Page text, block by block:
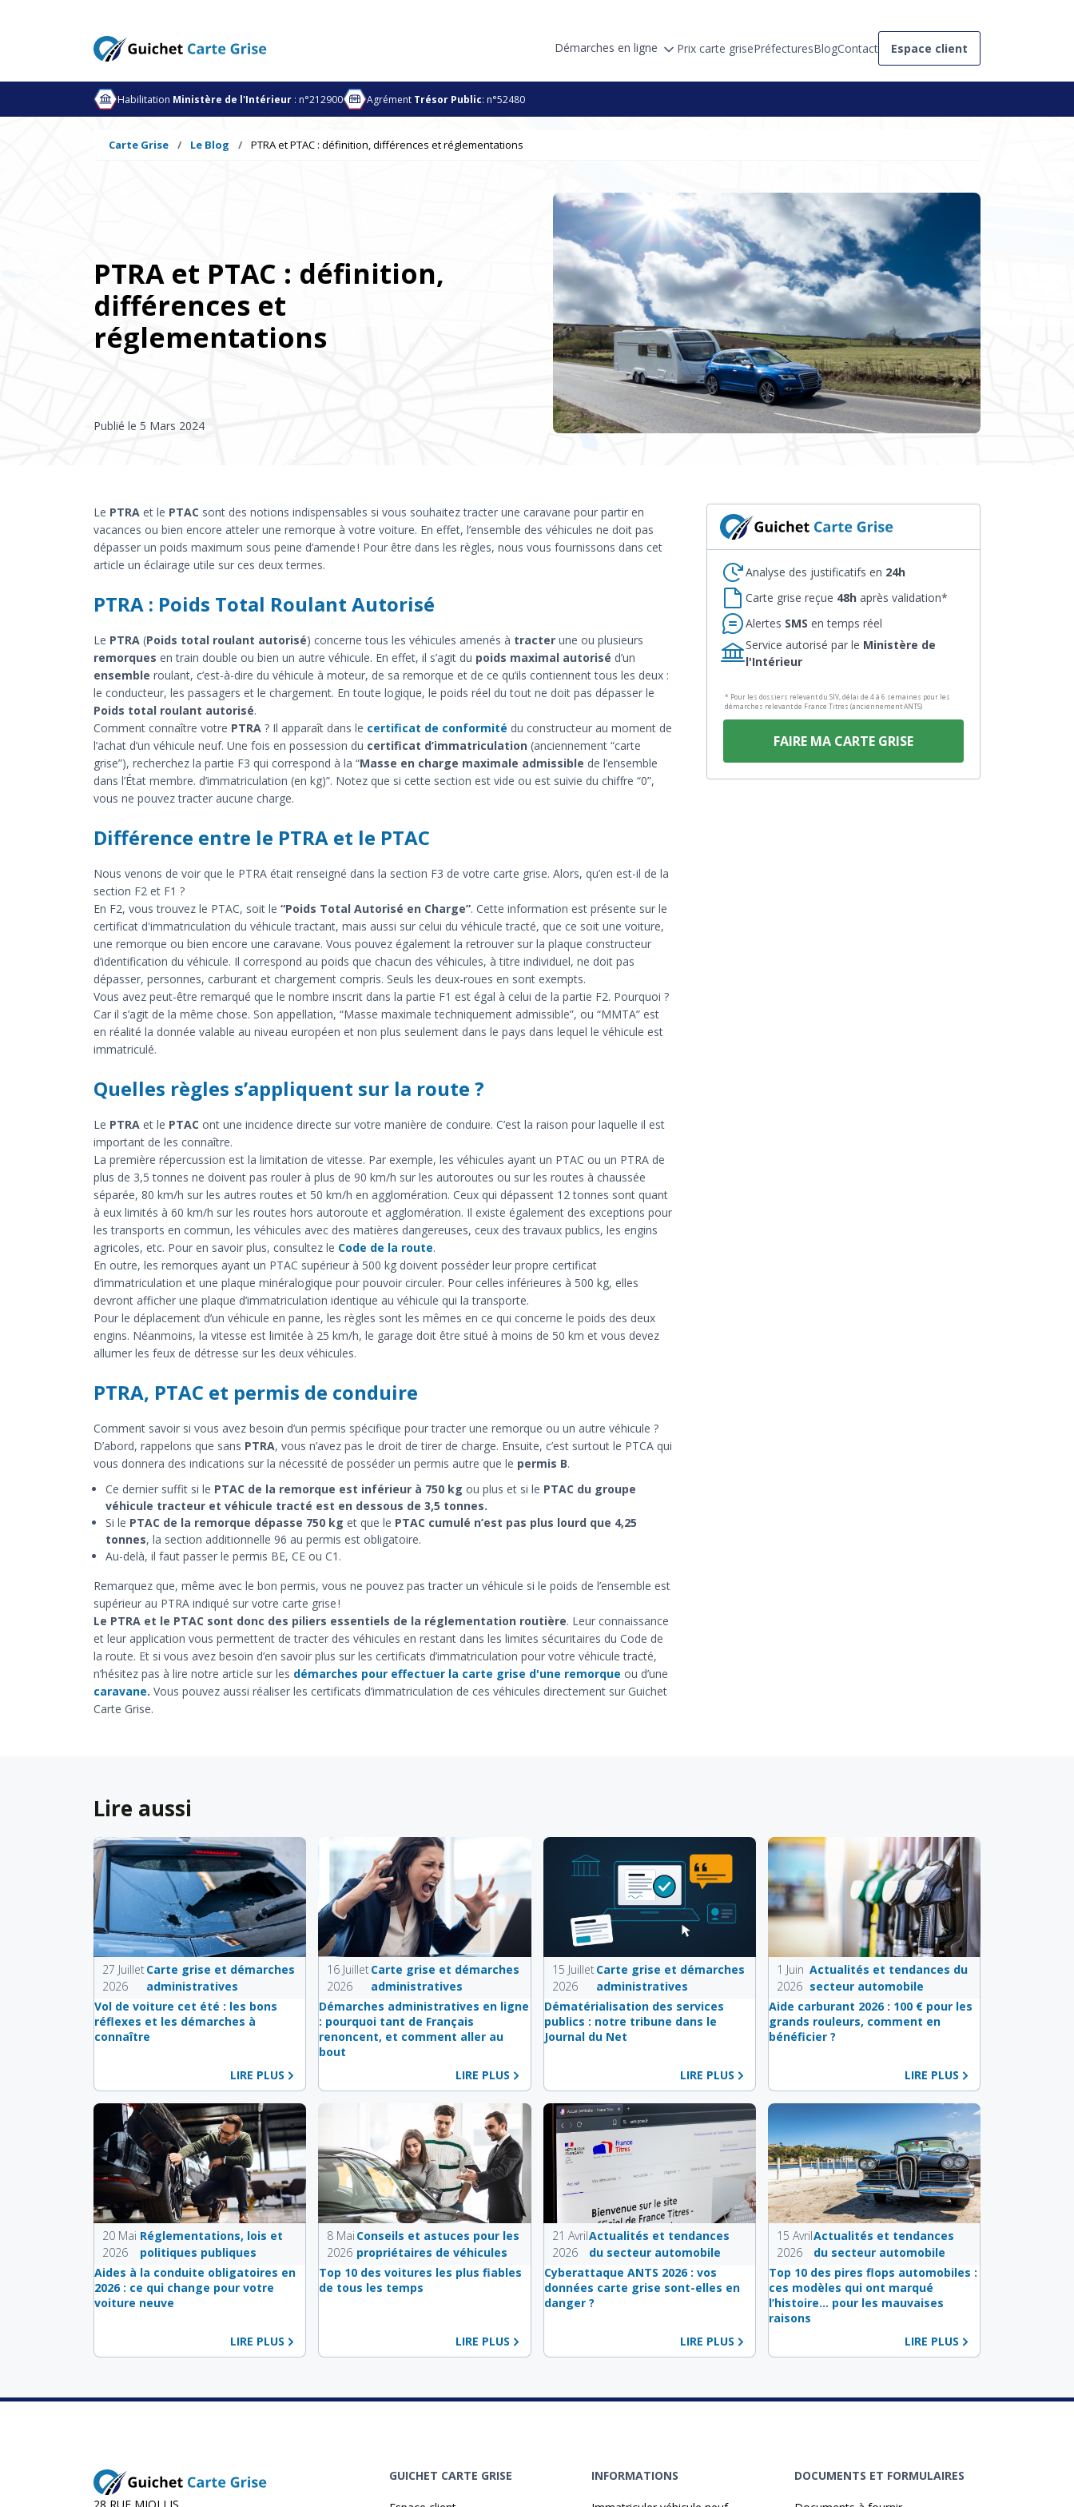
Démarches en ligne Prix carte grisePréfecturesBlogContact Espace client
Habilitation Ministère de l'Intérieur : n°212900 Agrément Trésor Public: n°52480
Carte Grise Le Blog PTRA et PTAC : définition, différences et réglementations
PTRA et PTAC : définition,
différences et
réglementations
Publié le 5 Mars 2024
Le PTRA et le PTAC sont des notions indispensables si vous souhaitez tracter une caravane pour partir en
vacances ou bien encore atteler une remorque à votre voiture. En effet, l’ensemble des véhicules ne doit pas
dépasser un poids maximum sous peine d’amende ! Pour être dans les règles, nous vous fournissons dans cet
article un éclairage utile sur ces deux termes.
PTRA : Poids Total Roulant Autorisé
Le PTRA (Poids total roulant autorisé) concerne tous les véhicules amenés à tracter une ou plusieurs
remorques en train double ou bien un autre véhicule. En effet, il s’agit du poids maximal autorisé d’un
ensemble roulant, c’est-à-dire du véhicule à moteur, de sa remorque et de ce qu’ils contiennent tous les deux :
le conducteur, les passagers et le chargement. En toute logique, le poids réel du tout ne doit pas dépasser le
Poids total roulant autorisé.
Comment connaître votre PTRA ? Il apparaît dans le certificat de conformité du constructeur au moment de
l’achat d’un véhicule neuf. Une fois en possession du certificat d’immatriculation (anciennement “carte
grise”), recherchez la partie F3 qui correspond à la “Masse en charge maximale admissible de l’ensemble
dans l’État membre. d’immatriculation (en kg)”. Notez que si cette section est vide ou est suivie du chiffre “0”,
vous ne pouvez tracter aucune charge.
Différence entre le PTRA et le PTAC
Nous venons de voir que le PTRA était renseigné dans la section F3 de votre carte grise. Alors, qu’en est-il de la
section F2 et F1 ?
En F2, vous trouvez le PTAC, soit le “Poids Total Autorisé en Charge”. Cette information est présente sur le
certificat d'immatriculation du véhicule tractant, mais aussi sur celui du véhicule tracté, que ce soit une voiture,
une remorque ou bien encore une caravane. Vous pouvez également la retrouver sur la plaque constructeur
d’identification du véhicule. Il correspond au poids que chacun des véhicules, à titre individuel, ne doit pas
dépasser, personnes, carburant et chargement compris. Seuls les deux-roues en sont exempts.
Vous avez peut-être remarqué que le nombre inscrit dans la partie F1 est égal à celui de la partie F2. Pourquoi ?
Car il s’agit de la même chose. Son appellation, “Masse maximale techniquement admissible”, ou “MMTA” est
en réalité la donnée valable au niveau européen et non plus seulement dans le pays dans lequel le véhicule est
immatriculé.
Quelles règles s’appliquent sur la route ?
Le PTRA et le PTAC ont une incidence directe sur votre manière de conduire. C’est la raison pour laquelle il est
important de les connaître.
La première répercussion est la limitation de vitesse. Par exemple, les véhicules ayant un PTAC ou un PTRA de
plus de 3,5 tonnes ne doivent pas rouler à plus de 90 km/h sur les autoroutes ou sur les routes à chaussée
séparée, 80 km/h sur les autres routes et 50 km/h en agglomération. Ceux qui dépassent 12 tonnes sont quant
à eux limités à 60 km/h sur les routes hors autoroute et agglomération. Il existe également des exceptions pour
les transports en commun, les véhicules avec des matières dangereuses, ceux des travaux publics, les engins
agricoles, etc. Pour en savoir plus, consultez le Code de la route.
En outre, les remorques ayant un PTAC supérieur à 500 kg doivent posséder leur propre certificat
d’immatriculation et une plaque minéralogique pour pouvoir circuler. Pour celles inférieures à 500 kg, elles
devront afficher une plaque d’immatriculation identique au véhicule qui la transporte.
Pour le déplacement d’un véhicule en panne, les règles sont les mêmes en ce qui concerne le poids des deux
engins. Néanmoins, la vitesse est limitée à 25 km/h, le garage doit être situé à moins de 50 km et vous devez
allumer les feux de détresse sur les deux véhicules.
PTRA, PTAC et permis de conduire
Comment savoir si vous avez besoin d’un permis spécifique pour tracter une remorque ou un autre véhicule ?
D’abord, rappelons que sans PTRA, vous n’avez pas le droit de tirer de charge. Ensuite, c’est surtout le PTCA qui
vous donnera des indications sur la nécessité de posséder un permis autre que le permis B.
Ce dernier suffit si le PTAC de la remorque est inférieur à 750 kg ou plus et si le PTAC du groupe
véhicule tracteur et véhicule tracté est en dessous de 3,5 tonnes.
Si le PTAC de la remorque dépasse 750 kg et que le PTAC cumulé n’est pas plus lourd que 4,25
tonnes, la section additionnelle 96 au permis est obligatoire.
Au-delà, il faut passer le permis BE, CE ou C1.
Remarquez que, même avec le bon permis, vous ne pouvez pas tracter un véhicule si le poids de l’ensemble est
supérieur au PTRA indiqué sur votre carte grise !
Le PTRA et le PTAC sont donc des piliers essentiels de la réglementation routière. Leur connaissance
et leur application vous permettent de tracter des véhicules en restant dans les limites sécuritaires du Code de
la route. Et si vous avez besoin d’en savoir plus sur les certificats d’immatriculation pour votre véhicule tracté,
n’hésitez pas à lire notre article sur les démarches pour effectuer la carte grise d'une remorque ou d’une
caravane. Vous pouvez aussi réaliser les certificats d’immatriculation de ces véhicules directement sur Guichet
Carte Grise.
Analyse des justificatifs en 24h
Carte grise reçue 48haprès validation*
Alertes SMS en temps réel
Service autorisé par le Ministère de
l'Intérieur
* Pour les dossiers relevant du SIV, délai de 4 à 6 semaines pour les
démarches relevant de France Titres (anciennement ANTS)
FAIRE MA CARTE GRISE
Lire aussi
27 Juillet
2026
Carte grise et démarches
administratives
Vol de voiture cet été : les bons
réflexes et les démarches à
connaître
LIRE PLUS
16 Juillet
2026
Carte grise et démarches
administratives
Démarches administratives en ligne
: pourquoi tant de Français
renoncent, et comment aller au
bout
LIRE PLUS
15 Juillet
2026
Carte grise et démarches
administratives
Dématérialisation des services
publics : notre tribune dans le
Journal du Net
LIRE PLUS
1 Juin
2026
Actualités et tendances du
secteur automobile
Aide carburant 2026 : 100 € pour les
grands rouleurs, comment en
bénéficier ?
LIRE PLUS
20 Mai
2026
Réglementations, lois et
politiques publiques
Aides à la conduite obligatoires en
2026 : ce qui change pour votre
voiture neuve
LIRE PLUS
8 Mai
2026
Conseils et astuces pour les
propriétaires de véhicules
Top 10 des voitures les plus fiables
de tous les temps
LIRE PLUS
21 Avril
2026
Actualités et tendances
du secteur automobile
Cyberattaque ANTS 2026 : vos
données carte grise sont-elles en
danger ?
LIRE PLUS
15 Avril
2026
Actualités et tendances
du secteur automobile
Top 10 des pires flops automobiles :
ces modèles qui ont marqué
l’histoire… pour les mauvaises
raisons
LIRE PLUS
GUICHET CARTE GRISE INFORMATIONS DOCUMENTS ET FORMULAIRES